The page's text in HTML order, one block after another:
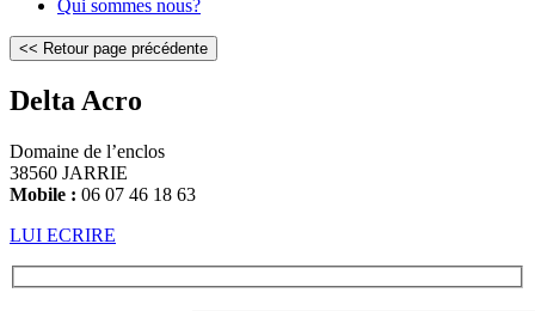
Qui sommes nous?
Delta Acro
Domaine de l’enclos
38560 JARRIE
Mobile : 06 07 46 18 63
LUI ECRIRE